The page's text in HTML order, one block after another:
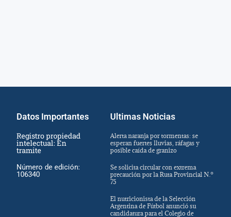
Datos Importantes
Registro propiedad
intelectual: En
tramite
Número de edición:
106340
Ultimas Noticias
Alerta naranja por tormentas: se
esperan fuertes lluvias, ráfagas y
posible caída de granizo
Se solicita circular con extrema
precaución por la Ruta Provincial N.º
75
El nutricionista de la Selección
Argentina de Fútbol anunció su
candidatura para el Colegio de